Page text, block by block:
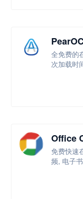
全免费的
次加载时
Office
免费快速
频, 电子